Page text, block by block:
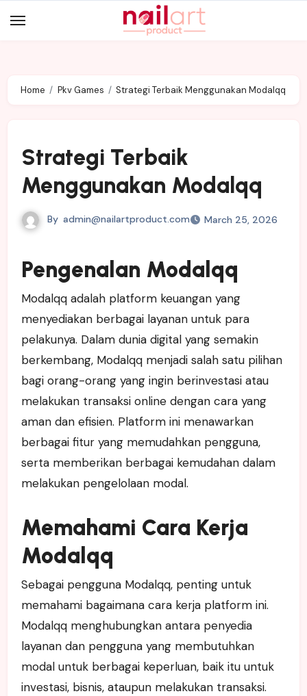
to
Home Pkv Games Strategi Terbaik Menggunakan Modalqq
Strategi Terbaik
Menggunakan Modalqq
By admin@nailartproduct.com March 25, 2026
Pengenalan Modalqq
Modalqq adalah platform keuangan yang
menyediakan berbagai layanan untuk para
pelakunya. Dalam dunia digital yang semakin
berkembang, Modalqq menjadi salah satu pilihan
bagi orang-orang yang ingin berinvestasi atau
melakukan transaksi online dengan cara yang
aman dan efisien. Platform ini menawarkan
berbagai fitur yang memudahkan pengguna,
serta memberikan berbagai kemudahan dalam
melakukan pengelolaan modal.
Memahami Cara Kerja
Modalqq
Sebagai pengguna Modalqq, penting untuk
memahami bagaimana cara kerja platform ini.
Modalqq menghubungkan antara penyedia
layanan dan pengguna yang membutuhkan
modal untuk berbagai keperluan, baik itu untuk
investasi, bisnis, ataupun melakukan transaksi.